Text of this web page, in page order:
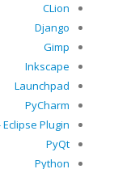
CLion
Django
Gimp
Inkscape
Launchpad
PyCharm
Eclipse Plugin
PyQt
Python